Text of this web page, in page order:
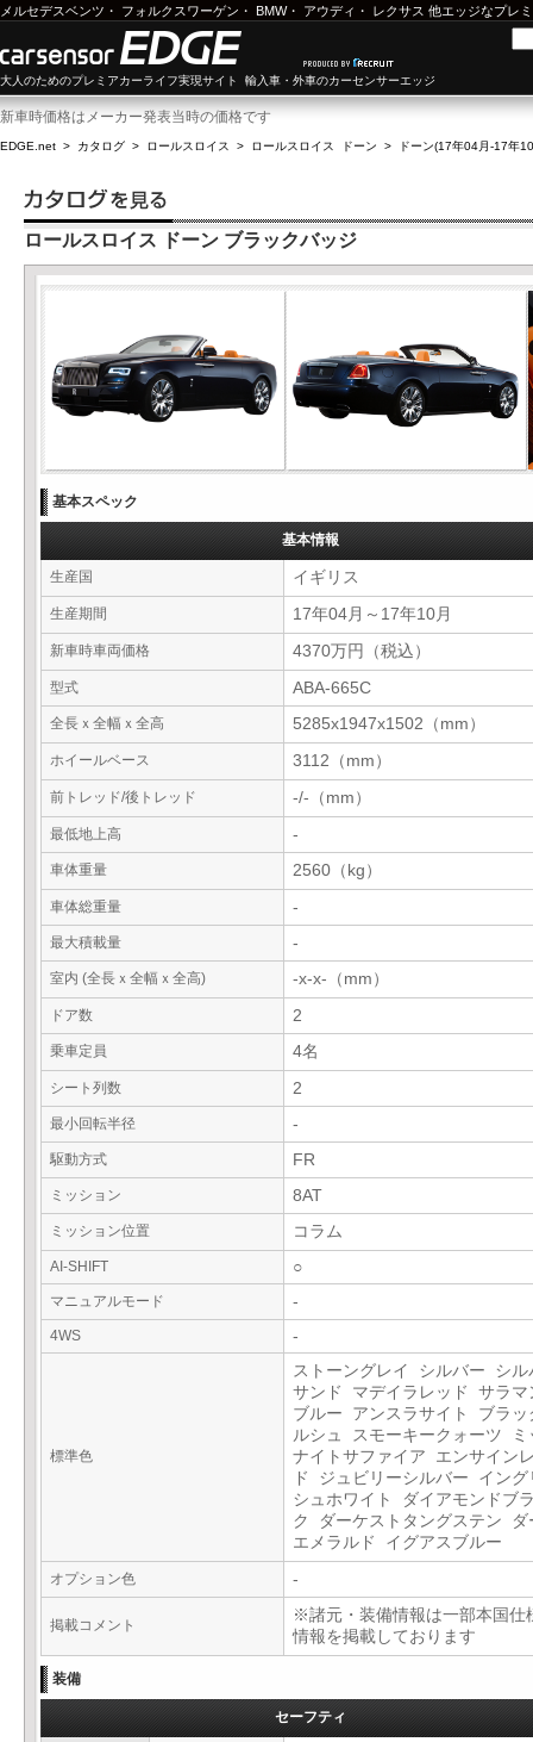
メルセデスベンツ ・ フォルクスワーゲン ・ BMW・ アウディ ・ レクサス 他エッジなプレ
大人のためのプレミアカーライフ実現サイト 輸入車・外車のカーセンサーエッジ
新車時価格はメーカー発表当時の価格です
EDGE.net > カタログ > ロールスロイス > ロールスロイス ドーン > ドーン(17年04月-17年
ロールスロイス ドーン ブラックバッジ
基本スペック
基本情報
生産国 イギリス
生産期間 17年04月～17年10月
新車時車両価格 4370万円（税込）
型式 ABA-665C
全長ｘ全幅ｘ全高 5285x1947x1502（mm）
ホイールベース 3112（mm）
前トレッド/後トレッド -/-（mm）
最低地上高 -
車体重量 2560（kg）
車体総重量 -
最大積載量 -
室内 (全長ｘ全幅ｘ全高) -x-x-（mm）
ドア数 2
乗車定員 4名
シート列数 2
最小回転半径 -
駆動方式 FR
ミッション 8AT
ミッション位置 コラム
AI-SHIFT ○
マニュアルモード -
4WS -
標準色
ストーングレイ シルバー シル
サンド マデイラレッド サラマ
ブルー アンスラサイト ブラッ
ルシュ スモーキークォーツ ミ
ナイトサファイア エンサイン
ド ジュビリーシルバー イング
シュホワイト ダイアモンドブ
ク ダーケストタングステン ダ
エメラルド イグアスブルー
オプション色 -
掲載コメント
※諸元・装備情報は一部本国仕
情報を掲載しております
装備
セーフティ